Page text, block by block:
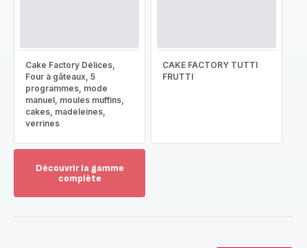
Cake Factory Délices,
Four à gâteaux, 5
programmes, mode
manuel, moules muffins,
cakes, madeleines,
verrines
CAKE FACTORY TUTTI
FRUTTI
Découvrir la gamme
complète